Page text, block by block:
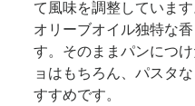
て風味を調整しています
オリーブオイル独特な
す。そのままパンにつ
ョはもちろん、パスタ
すすめです。